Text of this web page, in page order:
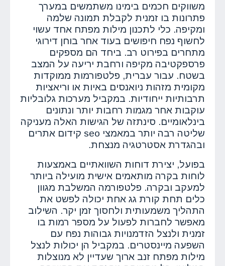
משווקים חכמים בימינו משתמשים במערך
פתרונות בו זמנית לקבלת תמונה שלמה
ומקיפה. כלי לתכנון מילות מפתח אחד עשוי
לחשוף נפח חיפושים בעוד אחר בוחן דירוגי
מתחרים בפירוט רב. ביחד הם מספקים
פרספקטיבה מקיפה ורחבת יריעה על המצב
בשטח. עבור עברית, פלטפורמות ממוקדות
מקומית מזהות ניואנסים באיות או וריאציות
תרבותיות ייחודיות. במקביל מערכות גלובליות
עוקבות אחר מגמות רחבות יותר ונתונים
בינלאומיים. סינתזה של הגישות האלה מעניקה
שליטה רבה יותר במאמצי seo קידום אתרים
ובהגדרת אסטרטגיה מנצחת.
בפועל, יצירת דוחות השוואתיים באמצעות
לוחות בקרה מותאמים אישית מועילה ביותר
למעקב ובקרה. פלטפורמה המשלבת מגוון
כלים תחת קורת גג אחת יכולה לפשט את
התהליך משמעותית ולחסוך זמן יקר. השילוב
מאפשר לחברות לפעול על מספר רמות בו
זמנית ולנצל הזדמנויות גבוהות נפח עם
השפעה מיינסטרים. במקביל הן יכולות לנצל
מילות מפתח זנב ארוך שעדיין לא מנוצלות